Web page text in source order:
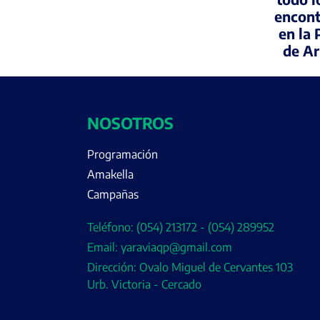
en la
de
NOSOTROS
Programación
Amakella
Campañas
Teléfono: (054) 213172 - (054) 289952
Email: yaraviaqp@gmail.com
Dirección: Ovalo Miguel de Cervantes 103
Urb. Victoria - Cercado